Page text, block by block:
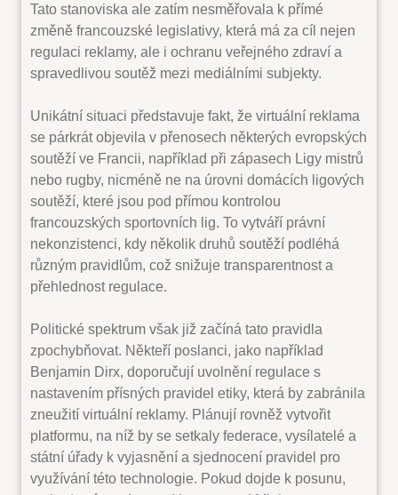
Tato stanoviska ale zatím nesměřovala k přímé
změně francouzské legislativy, která má za cíl nejen
regulaci reklamy, ale i ochranu veřejného zdraví a
spravedlivou soutěž mezi mediálními subjekty.
Unikátní situaci představuje fakt, že virtuální reklama
se párkrát objevila v přenosech některých evropských
soutěží ve Francii, například při zápasech Ligy mistrů
nebo rugby, nicméně ne na úrovni domácích ligových
soutěží, které jsou pod přímou kontrolou
francouzských sportovních lig. To vytváří právní
nekonzistenci, kdy několik druhů soutěží podléhá
různým pravidlům, což snižuje transparentnost a
přehlednost regulace.
Politické spektrum však již začíná tato pravidla
zpochybňovat. Někteří poslanci, jako například
Benjamin Dirx, doporučují uvolnění regulace s
nastavením přísných pravidel etiky, která by zabránila
zneužití virtuální reklamy. Plánují rovněž vytvořit
platformu, na níž by se setkaly federace, vysílatelé a
státní úřady k vyjasnění a sjednocení pravidel pro
využívání této technologie. Pokud dojde k posunu,